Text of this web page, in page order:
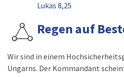
Lukas 8,25
Regen auf
Wir sind in einem
Ungarns. Der Kommandant